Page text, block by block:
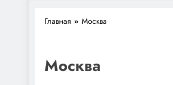
Главная Москва
Москва